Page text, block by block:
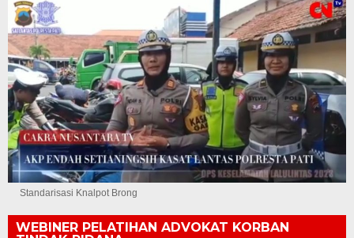
Standarisasi Knalpot Brong
WEBINER PELATIHAN ADVOKAT KORBAN